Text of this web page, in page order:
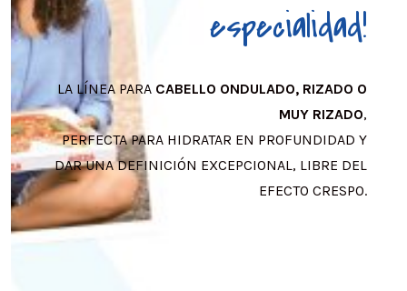
especialidad!
LA LÍNEA PARA CABELLO ONDULADO, RIZADO O
MUY RIZADO,
PERFECTA PARA HIDRATAR EN PROFUNDIDAD Y
DAR UNA DEFINICIÓN EXCEPCIONAL, LIBRE DEL
EFECTO CRESPO.